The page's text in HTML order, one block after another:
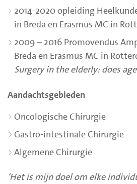
2014-2020 opleiding
in Breda en Erasmus MC in
2009 – 2016 Promovendus
Breda en Erasmus MC in
Surgery in the elderly: does
Aandachtsgebieden
Oncologische Chirurgie
Gastro-intestinale Chirurgie
Algemene Chirurgie
‘Het is mijn doel om elke